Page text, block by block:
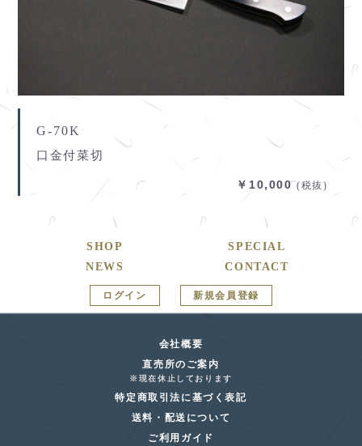
G-70K
口金付菜切
￥10,000(税抜)
SHOP
SPECIAL
NEWS
CONTACT
ログイン 新規会員登録
会社概要
直売所のご案内
※現在休止しております
特定商取引法に基づく表記
送料・配送について
ご利用ガイド